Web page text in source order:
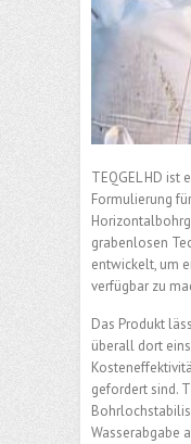
TEQGEL HD
Formulierung
grabenlosen
entwickelt, um
verfügbar zu
Das Produkt
überall dort
gefordert sind.
Wasserabgabe